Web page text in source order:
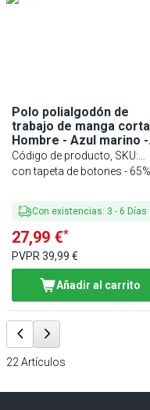
Polo polialgodón de
trabajo de manga corta
Hombre - Azul marino -
Talla: 5XL -
Código de producto, SKU:
HPS5XLPW-MA
con tapeta de botones - 65%
Con existencias: 3 - 6 Días
27,99 €*
PVPR39,99 €
Añadir al carrito
22 Artículos